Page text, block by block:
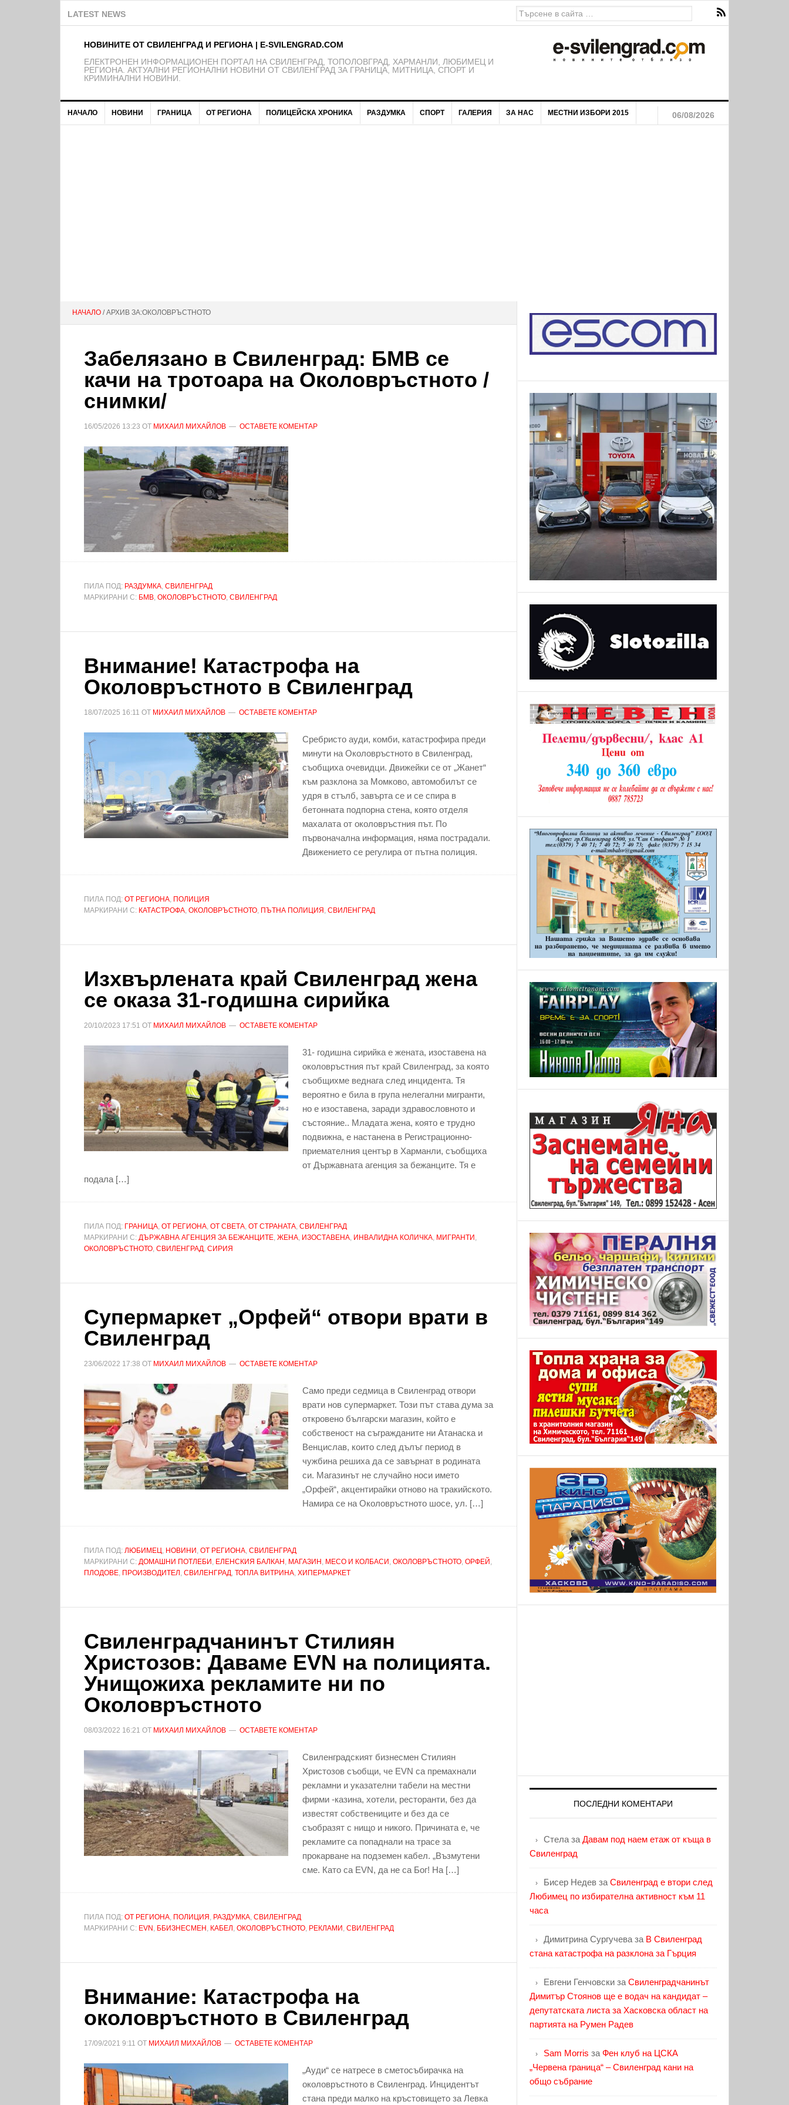
LATEST NEWS
НОВИНИТЕ ОТ СВИЛЕНГРАД И РЕГИОНА | E-SVILENGRAD.COM
EЛЕКТРОНЕН ИНФОРМАЦИОНЕН ПОРТАЛ НА СВИЛЕНГРАД, ТОПОЛОВГРАД, ХАРМАНЛИ, ЛЮБИМЕЦ И
РЕГИОНА. АКТУАЛНИ РЕГИОНАЛНИ НОВИНИ ОТ СВИЛЕНГРАД ЗА ГРАНИЦА, МИТНИЦА, СПОРТ И
КРИМИНАЛНИ НОВИНИ.
НАЧАЛО НОВИНИ ГРАНИЦА ОТ РЕГИОНА ПОЛИЦЕЙСКА ХРОНИКА РАЗДУМКА СПОРТ ГАЛЕРИЯ ЗА НАС МЕСТНИ ИЗБОРИ 2015 06/08/2026
НАЧАЛО / АРХИВ ЗА:ОКОЛОВРЪСТНОТО
Забелязано в Свиленград: БМВ се
качи на тротоара на Околовръстното /
снимки/
16/05/2026 13:23 ОТ МИХАИЛ МИХАЙЛОВ ОСТАВЕТЕ КОМЕНТАР
ПИЛА ПОД: РАЗДУМКА, СВИЛЕНГРАД
МАРКИРАНИ С: БМВ, ОКОЛОВРЪСТНОТО, СВИЛЕНГРАД
Внимание! Катастрофа на
Околовръстното в Свиленград
18/07/2025 16:11 ОТ МИХАИЛ МИХАЙЛОВ ОСТАВЕТЕ КОМЕНТАР
Сребристо ауди, комби, катастрофира преди
минути на Околовръстното в Свиленград,
съобщиха очевидци. Движейки се от „Жанет“
към разклона за Момково, автомобилът се
удря в стълб, завърта се и се спира в
бетонната подпорна стена, която отделя
махалата от околовръстния път. По
първоначална информация, няма пострадали.
Движението се регулира от пътна полиция.
ПИЛА ПОД: ОТ РЕГИОНА, ПОЛИЦИЯ
МАРКИРАНИ С: КАТАСТРОФА, ОКОЛОВРЪСТНОТО, ПЪТНА ПОЛИЦИЯ , СВИЛЕНГРАД
Изхвърлената край Свиленград жена
се оказа 31-годишна сирийка
20/10/2023 17:51 ОТ МИХАИЛ МИХАЙЛОВ ОСТАВЕТЕ КОМЕНТАР
31- годишна сирийка е жената, изоставена на
околовръстния път край Свиленград, за която
съобщихме веднага след инцидента. Тя
вероятно е била в група нелегални мигранти,
но е изоставена, заради здравословното и
състояние.. Младата жена, която е трудно
подвижна, е настанена в Регистрационно-
приемателния център в Харманли, съобщиха
от Държавната агенция за бежанците. Тя е
подала […]
ПИЛА ПОД: ГРАНИЦА, ОТ РЕГИОНА, ОТ СВЕТА, ОТ СТРАНАТА, СВИЛЕНГРАД
МАРКИРАНИ С: ДЪРЖАВНА АГЕНЦИЯ ЗА БЕЖАНЦИТЕ, ЖЕНА, ИЗОСТАВЕНА, ИНВАЛИДНА КОЛИЧКА, МИГРАНТИ ,
ОКОЛОВРЪСТНОТО, СВИЛЕНГРАД, СИРИЯ
Супермаркет „Орфей“ отвори врати в
Свиленград
23/06/2022 17:38 ОТ МИХАИЛ МИХАЙЛОВ ОСТАВЕТЕ КОМЕНТАР
Само преди седмица в Свиленград отвори
врати нов супермаркет. Този път става дума за
откровено български магазин, който е
собственост на съгражданите ни Атанаска и
Венцислав, които след дълъг период в
чужбина решиха да се завърнат в родината
си. Магазинът не случайно носи името
„Орфей“, акцентирайки отново на тракийското.
Намира се на Околовръстното шосе, ул. […]
ПИЛА ПОД: ЛЮБИМЕЦ, НОВИНИ , ОТ РЕГИОНА, СВИЛЕНГРАД
МАРКИРАНИ С: ДОМАШНИ ПОТЛЕБИ , ЕЛЕНСКИЯ БАЛКАН , МАГАЗИН , МЕСО И КОЛБАСИ , ОКОЛОВРЪСТНОТО, ОРФЕЙ ,
ПЛОДОВЕ, ПРОИЗВОДИТЕЛ , СВИЛЕНГРАД, ТОПЛА ВИТРИНА, ХИПЕРМАРКЕТ
Свиленградчанинът Стилиян
Христозов: Даваме EVN на полицията.
Унищожиха рекламите ни по
Околовръстното
08/03/2022 16:21 ОТ МИХАИЛ МИХАЙЛОВ ОСТАВЕТЕ КОМЕНТАР
Свиленградският бизнесмен Стилиян
Христозов съобщи, че EVN са премахнали
рекламни и указателни табели на местни
фирми -казина, хотели, ресторанти, без да
известят собствениците и без да се
съобразят с нищо и никого. Причината е, че
рекламите са попаднали на трасе за
прокарване на подземен кабел. „Възмутени
сме. Като са ЕVN, да не са Бог! На […]
ПИЛА ПОД: ОТ РЕГИОНА, ПОЛИЦИЯ , РАЗДУМКА, СВИЛЕНГРАД
МАРКИРАНИ С: EVN , ББИЗНЕСМЕН , КАБЕЛ , ОКОЛОВРЪСТНОТО, РЕКЛАМИ , СВИЛЕНГРАД
Внимание: Катастрофа на
околовръстното в Свиленград
17/09/2021 9:11 ОТ МИХАИЛ МИХАЙЛОВ ОСТАВЕТЕ КОМЕНТАР
„Ауди“ се натресе в сметосъбирачка на
околовръстното в Свиленград. Инцидентът
стана преди малко на кръстовището за Левка
ПОСЛЕДНИ КОМЕНТАРИ
Стела за Давам под наем етаж от къща в
Свиленград
Бисер Недев за Свиленград е втори след
Любимец по избирателна активност към 11
часа
Димитрина Сургучева за В Свиленград
стана катастрофа на разклона за Гърция
Евгени Генчовски за Свиленградчанинът
Димитър Стоянов ще е водач на кандидат –
депутатската листа за Хасковска област на
партията на Румен Радев
Sam Morris за Фен клуб на ЦСКА
„Червена граница“ – Свиленград кани на
общо събрание